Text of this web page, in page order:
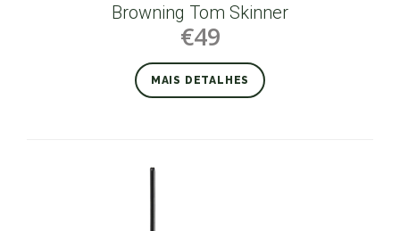
Browning Tom Skinner
€49
MAIS DETALHES